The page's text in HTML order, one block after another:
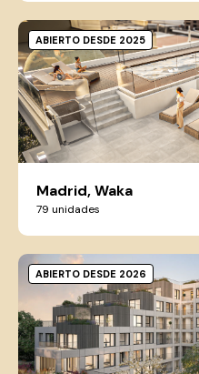
Madrid, Waka
79 unidades
ABIERTO DESDE 2025
ABIERTO DESDE 2026